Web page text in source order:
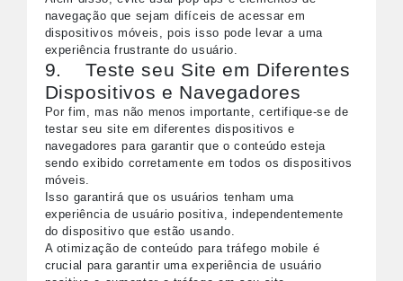
navegação que sejam difíceis de acessar em
dispositivos móveis, pois isso pode levar a uma
experiência frustrante do usuário.
9. Teste seu Site em Diferentes
Dispositivos e Navegadores
Por fim, mas não menos importante, certifique-se de
testar seu site em diferentes dispositivos e
navegadores para garantir que o conteúdo esteja
sendo exibido corretamente em todos os dispositivos
móveis.
Isso garantirá que os usuários tenham uma
experiência de usuário positiva, independentemente
do dispositivo que estão usando.
A otimização de conteúdo para tráfego mobile é
crucial para garantir uma experiência de usuário